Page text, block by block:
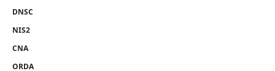
DNSC
NIS2
CNA
ORDA